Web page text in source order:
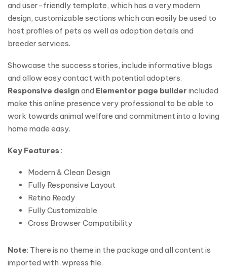
and user-friendly template, which has a very modern
design, customizable sections which can easily be used to
host profiles of pets as well as adoption details and
breeder services.
Showcase the success stories, include informative blogs
and allow easy contact with potential adopters.
Responsive designand Elementor page builder included
make this online presence very professional to be able to
work towards animal welfare and commitment into a loving
home made easy.
Key Features:
Modern & Clean Design
Fully Responsive Layout
Retina Ready
Fully Customizable
Cross Browser Compatibility
Note: There is no theme in the package and all content is
imported with .wpress file.